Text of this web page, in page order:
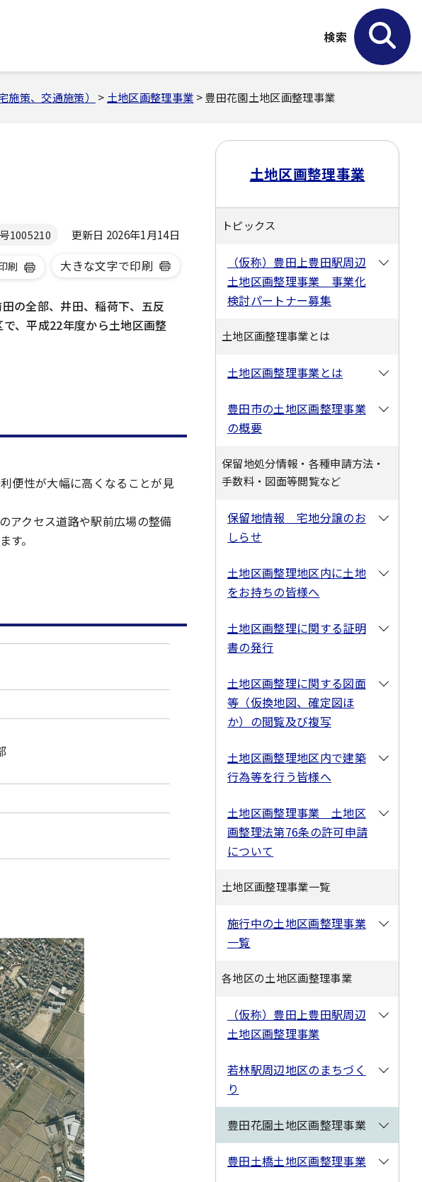
検索
施策、交通施策） > 土地区画整理事業 > 豊田花園土地区画整理事業
1005210 更新日 2026年1月14日
刷 大きな文字で印刷
の全部、井田、稲荷下、五反
、平成22年度から土地区画整
便性が大幅に高くなることが見
アクセス道路や駅前広場の整備
。
土地区画整理事業
トピックス
（仮称）豊田上豊田駅周辺
土地区画整理事業 事業化
検討パートナー募集
土地区画整理事業とは
土地区画整理事業とは
豊田市の土地区画整理事業
の概要
保留地処分情報・各種申請方法・
手数料・図面等閲覧など
保留地情報 宅地分譲のお
しらせ
土地区画整理地区内に土地
をお持ちの皆様へ
土地区画整理に関する証明
書の発行
土地区画整理に関する図面
等（仮換地図、確定図ほ
か）の閲覧及び複写
土地区画整理地区内で建築
行為等を行う皆様へ
土地区画整理事業 土地区
画整理法第76条の許可申請
について
土地区画整理事業一覧
施行中の土地区画整理事業
一覧
各地区の土地区画整理事業
（仮称）豊田上豊田駅周辺
土地区画整理事業
若林駅周辺地区のまちづく
り
豊田花園土地区画整理事業
豊田土橋土地区画整理事業